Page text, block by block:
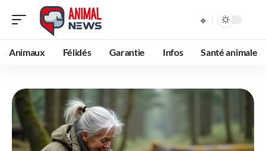
Animaux Félidés Garantie Infos Santé animale